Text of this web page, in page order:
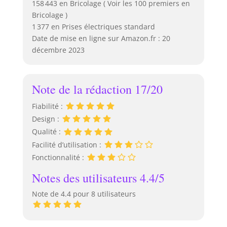
158 443 en Bricolage ( Voir les 100 premiers en
Bricolage )
1 377 en Prises électriques standard
Date de mise en ligne sur Amazon.fr : 20
décembre 2023
Note de la rédaction 17/20
Fiabilité :
Design :
Qualité :
Facilité d’utilisation :
Fonctionnalité :
Notes des utilisateurs 4.4/5
Note de 4.4 pour 8 utilisateurs